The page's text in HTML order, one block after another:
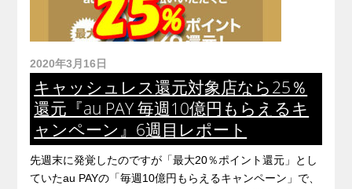
2020年3月16日
キャッシュレス還元対象店なら25％
還元『au PAY 毎週10億円もらえるキ
ャンペーン』6週目レポート
先週末に発覚したのですが「最大20％ポイント還元」とし
ていたau PAYの「毎週10億円もらえるキャンペーン」で、